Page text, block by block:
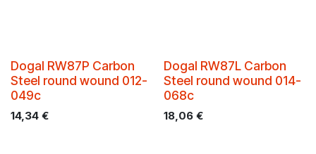
Dogal RW87P Carbon
Steel round wound 012-
049c
14,34 €
Dogal RW87L Carbon
Steel round wound 014-
068c
18,06€